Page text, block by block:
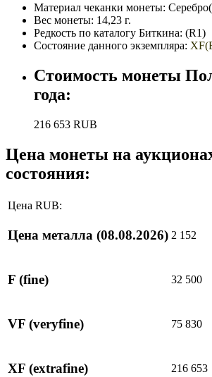
Материал чеканки монеты:
Вес монеты: 14,23 г.
Редкость по каталогу Биткина: (R1)
Состояние данного экземпляра:
Стоимость монеты
года:
216 653 RUB
Цена монеты на
состояния:
Цена RUB:
Цена металла (08.08.2026) 2 152
F (fine) 32 500
VF (veryfine) 75 830
XF (extrafine) 216 653